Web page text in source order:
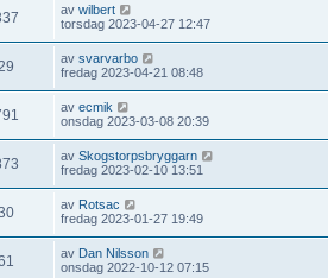
av wilbert
torsdag 2023-04-27 12:47
av svarvarbo
fredag 2023-04-21 08:48
av ecmik
onsdag 2023-03-08 20:39
av Skogstorpsbryggarn
fredag 2023-02-10 13:51
av Rotsac
fredag 2023-01-27 19:49
av Dan Nilsson
onsdag 2022-10-12 07:15